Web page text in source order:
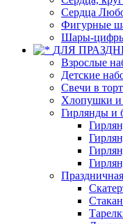
Сердца
Фигурные
Шары-
ДЛЯ
Взрослые
Детские
Свечи в торт
Хлопушки и
Гирлянды и